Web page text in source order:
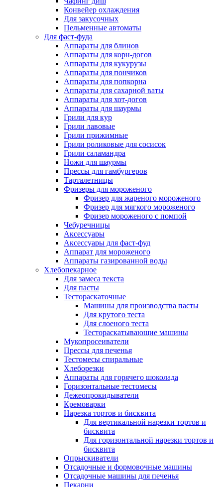
Конвейер охлаждения
Для закусочных
Пельменные автоматы
Для фаст-фуда
Аппараты для блинов
Аппараты для корн-догов
Аппараты для кукурузы
Аппараты для пончиков
Аппараты для попкорна
Аппараты для сахарной ваты
Аппараты для хот-догов
Аппараты для шаурмы
Грили для кур
Грили лавовые
Грили прижимные
Грили роликовые для сосисок
Грили саламандра
Ножи для шаурмы
Прессы для гамбургеров
Тарталетницы
Фризеры для мороженого
Фризер для жареного мороженого
Фризер для мягкого мороженого
Фризер мороженого с помпой
Чебуречницы
Аксессуары
Аксессуары для фаст-фуд
Аппарат для мороженого
Аппараты газированной воды
Хлебопекарное
Для замеса текста
Для пасты
Тестораскаточные
Машины для производства пасты
Для крутого теста
Для слоеного теста
Тестораскатывающие машины
Мукопросеиватели
Прессы для печенья
Тестомесы спиральные
Хлеборезки
Аппараты для горячего шоколада
Горизонтальные тестомесы
Дежеопрокидыватели
Кремоварки
Нарезка тортов и бисквита
Для вертикальной нарезки тортов и
бисквита
Для горизонтальной нарезки тортов и
бисквита
Опрыскиватели
Отсадочные и формовочные машины
Отсадочные машины для печенья
Пекарни